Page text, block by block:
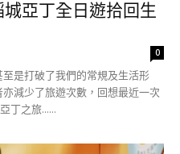
亞丁全日遊拾回生
0
是打破了我們的常規及生活形
減少了旅遊次數，回想最近一次
丁之旅......